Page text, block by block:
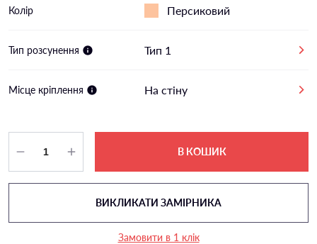
Колір Персиковий
Тип розсунення Тип 1
Місце кріплення На стіну
В КОШИК
ВИКЛИКАТИ ЗАМІРНИКА
Замовити в 1 клік